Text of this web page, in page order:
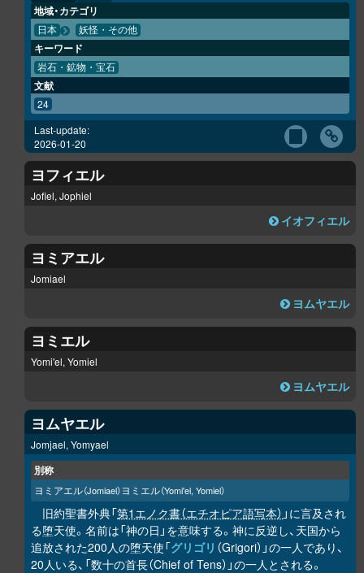
地域・カテゴリ
日本 妖怪・その他
キーワード
岩石・鉱物・宝石
文献
24
Last-update:
2026-01-20
ヨフィエル
Jofiel, Jophiel
イオフィエル
ヨミアエル
Jomiael
ヨムヤエル
ヨミエル
Yomi'el, Yomiel
ヨムヤエル
ヨムヤエル
Jomjael, Yomyael
別称
ヨミアエル（Jomiael）ヨミエル（Yomi'el, Yomiel）
旧約聖書外典「第1エノク書（エチオピア語写本） 」に言及され
る堕天使。名前は「神の日」を意味する。神に反逆し、天国から
追放された200人の堕天使「グリゴリ （Grigori）」の一人であり、
20人いる、「数十の首長（Chief of Tens）」の一人とされる。